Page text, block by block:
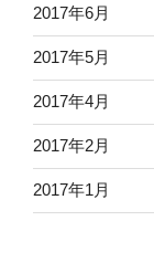
2017年6月
2017年5月
2017年4月
2017年2月
2017年1月